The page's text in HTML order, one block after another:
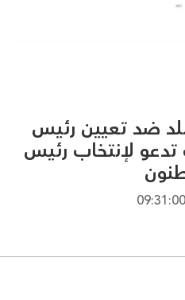
خبر
ضد تعيين رئيس
لإنتخاب رئيس